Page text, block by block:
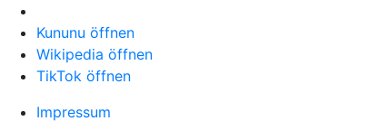
Kununu öffnen
Wikipedia öffnen
TikTok öffnen
Impressum